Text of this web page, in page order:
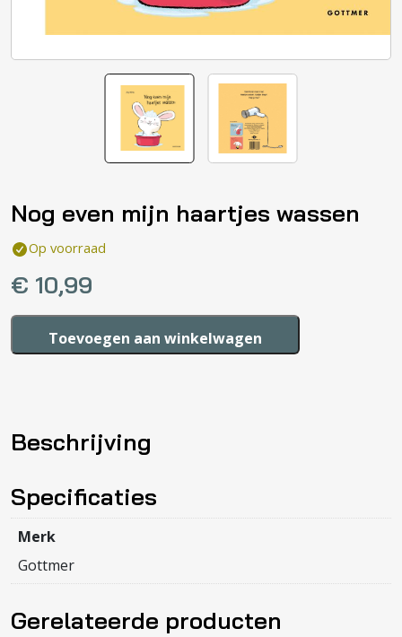
Nog even mijn haartjes wassen
Op voorraad
€ 10,99
Nog
even
aantal
Toevoegen aan winkelwagen
Beschrijving
Specificaties
Merk
Gottmer
Gerelateerde producten